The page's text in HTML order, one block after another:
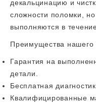
декальцинацию и
сложности поломки,
выполняются в
Преимущества нашего
Гарантия на
детали.
Бесплатная
Квалифицированные